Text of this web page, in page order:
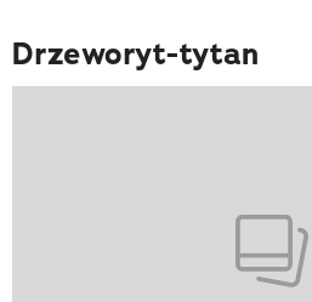
Drzeworyt-tytan